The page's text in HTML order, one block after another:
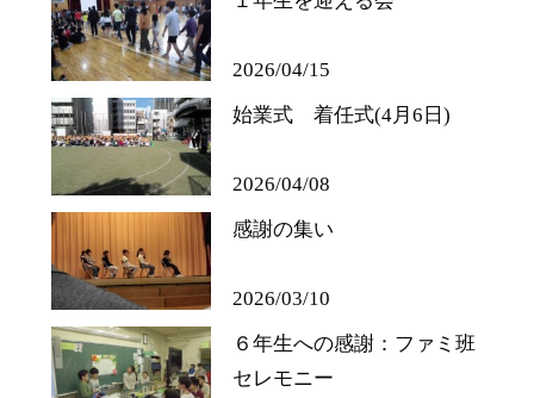
2026/04/15
始業式 着任式(4月6日)
2026/04/08
感謝の集い
2026/03/10
６年生への感謝：ファミ班
セレモニー